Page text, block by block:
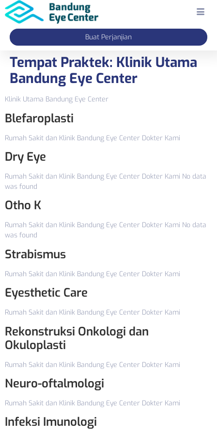
Buat Perjanjian
Tempat Praktek: Klinik Utama
Bandung Eye Center
Klinik Utama Bandung Eye Center
Blefaroplasti
Rumah Sakit dan Klinik Bandung Eye Center Dokter Kami
Dry Eye
Rumah Sakit dan Klinik Bandung Eye Center Dokter Kami No data
was found
Otho K
Rumah Sakit dan Klinik Bandung Eye Center Dokter Kami No data
was found
Strabismus
Rumah Sakit dan Klinik Bandung Eye Center Dokter Kami
Eyesthetic Care
Rumah Sakit dan Klinik Bandung Eye Center Dokter Kami
Rekonstruksi Onkologi dan
Okuloplasti
Rumah Sakit dan Klinik Bandung Eye Center Dokter Kami
Neuro-oftalmologi
Rumah Sakit dan Klinik Bandung Eye Center Dokter Kami
Infeksi Imunologi